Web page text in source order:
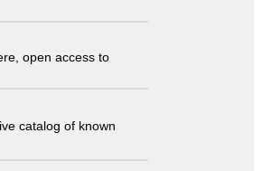
open access to
catalog of known